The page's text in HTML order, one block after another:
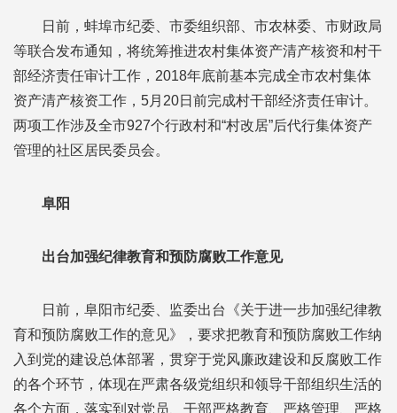
日前，蚌埠市纪委、市委组织部、市农林委、市财政局
等联合发布通知，将统筹推进农村集体资产清产核资和村干
部经济责任审计工作，2018年底前基本完成全市农村集体
资产清产核资工作，5月20日前完成村干部经济责任审计。
两项工作涉及全市927个行政村和“村改居”后代行集体资产
管理的社区居民委员会。
阜阳
出台加强纪律教育和预防腐败工作意见
日前，阜阳市纪委、监委出台《关于进一步加强纪律教
育和预防腐败工作的意见》，要求把教育和预防腐败工作纳
入到党的建设总体部署，贯穿于党风廉政建设和反腐败工作
的各个环节，体现在严肃各级党组织和领导干部组织生活的
各个方面，落实到对党员、干部严格教育、严格管理、严格